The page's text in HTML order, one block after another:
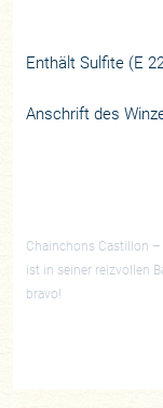
Enthält Sulfite (E
Anschrift des
Chainchons Castillon –
ist in seiner reizvollen
bravo!